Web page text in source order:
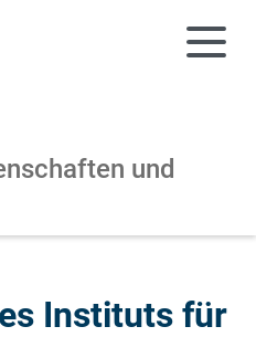
und
Instituts für